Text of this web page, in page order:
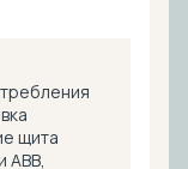
щита